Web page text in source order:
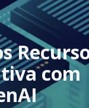
com